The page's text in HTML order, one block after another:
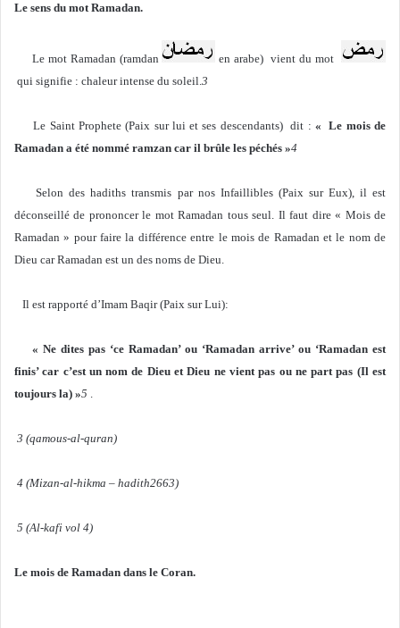
Le sens du mot Ramadan.
Le mot Ramadan (ramdan
en arabe) vient du mot
qui signifie : chaleur intense du soleil. 3
Le Saint Prophete (Paix sur lui et ses descendants) dit : « Le mois de
Ramadan a été nommé ramzan car il brûle les péchés »4
Selon des hadiths transmis par nos Infaillibles (Paix sur Eux), il est
déconseillé de prononcer le mot Ramadan tous seul. Il faut dire « Mois de
Ramadan » pour faire la différence entre le mois de Ramadan et le nom de
Dieu car Ramadan est un des noms de Dieu.
Il est rapporté d’Imam Baqir (Paix sur Lui):
« Ne dites pas ‘ce Ramadan’ ou ‘Ramadan arrive’ ou ‘Ramadan est
finis’ car c’est un nom de Dieu et Dieu ne vient pas ou ne part pas (Il est
toujours la) »5
3 (qamous-al-quran)
4 (Mizan-al-hikma – hadith2663)
5 (Al-kafi vol 4)
Le mois de Ramadan dans le Coran.